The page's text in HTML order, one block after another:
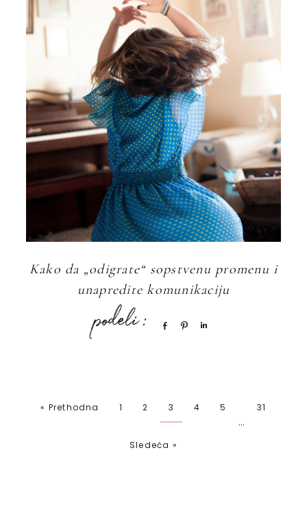
Kako da „odigrate“ sopstvenu promenu i
unapredite komunikaciju
Share Pin
« Prethodna 1 2 3 4 5
…
31
Sledeća »